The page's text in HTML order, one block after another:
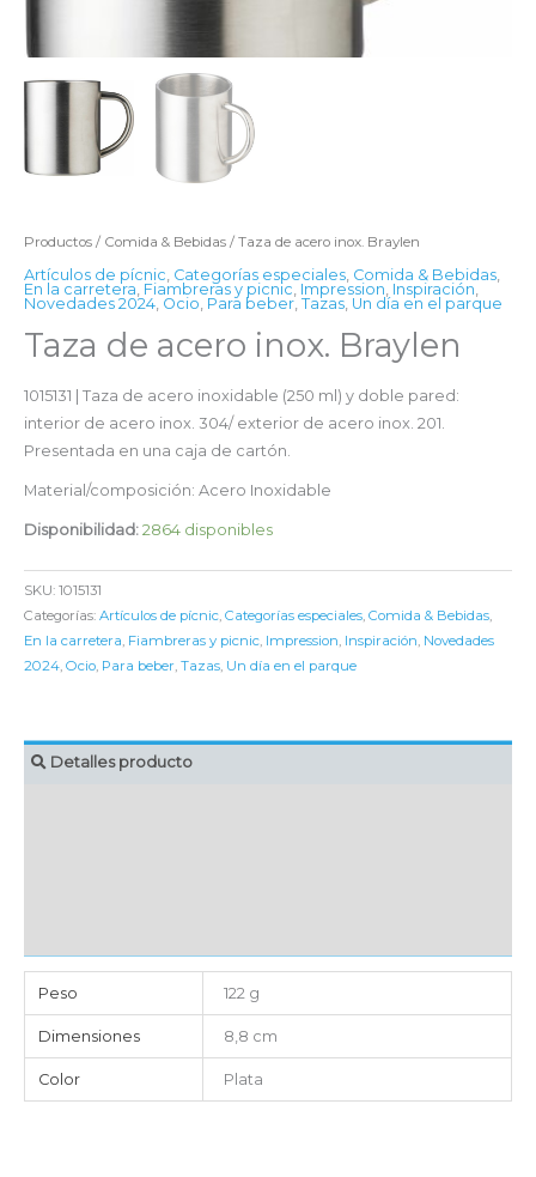
Productos / Comida & Bebidas / Taza de acero inox. Braylen
Artículos de pícnic, Categorías especiales, Comida & Bebidas,
En la carretera, Fiambreras y picnic, Impression, Inspiración,
Novedades 2024, Ocio, Para beber, Tazas, Un día en el parque
Taza de acero inox. Braylen
1015131 | Taza de acero inoxidable (250 ml) y doble pared:
interior de acero inox. 304/ exterior de acero inox. 201.
Presentada en una caja de cartón.
Material/composición: Acero Inoxidable
Disponibilidad: 2864 disponibles
SKU: 1015131
Categorías: Artículos de pícnic Categorías especiales Comida & Bebidas
En la carretera Fiambreras y picnic Impression Inspiración Novedades
2024 Ocio Para beber Tazas Un día en el parque
Detalles producto
Peso 122 g
Dimensiones 8,8 cm
Color Plata